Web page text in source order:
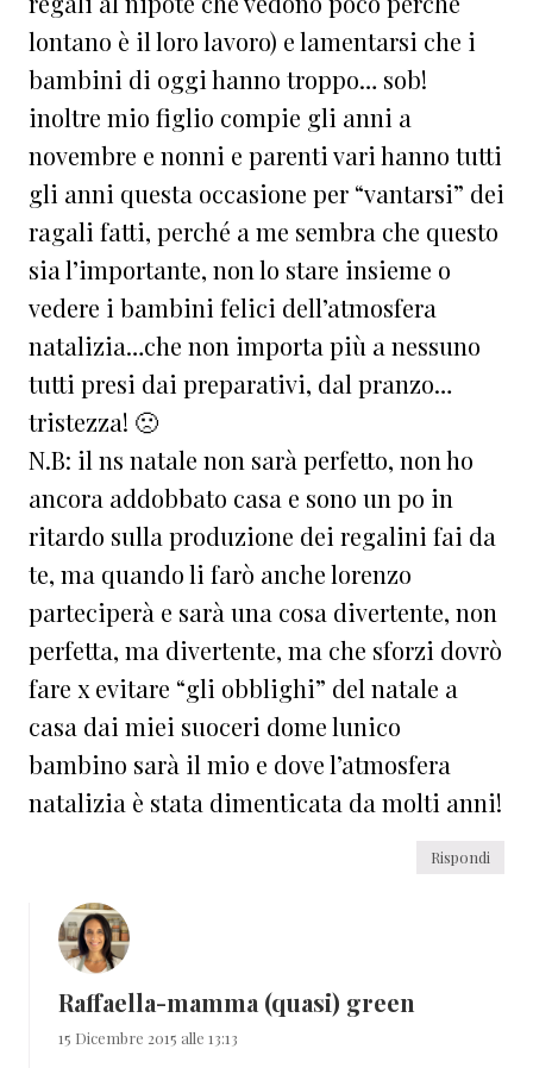
lontano è il loro lavoro) e lamentarsi che i
bambini di oggi hanno troppo… sob!
inoltre mio figlio compie gli anni a
novembre e nonni e parenti vari hanno tutti
gli anni questa occasione per “vantarsi” dei
ragali fatti, perché a me sembra che questo
sia l’importante, non lo stare insieme o
vedere i bambini felici dell’atmosfera
natalizia…che non importa più a nessuno
tutti presi dai preparativi, dal pranzo…
tristezza! 🙁
N.B: il ns natale non sarà perfetto, non ho
ancora addobbato casa e sono un po in
ritardo sulla produzione dei regalini fai da
te, ma quando li farò anche lorenzo
parteciperà e sarà una cosa divertente, non
perfetta, ma divertente, ma che sforzi dovrò
fare x evitare “gli obblighi” del natale a
casa dai miei suoceri dome lunico
bambino sarà il mio e dove l’atmosfera
natalizia è stata dimenticata da molti anni!
Rispondi
Raffaella-mamma (quasi) green
15 Dicembre 2015 alle 13:13